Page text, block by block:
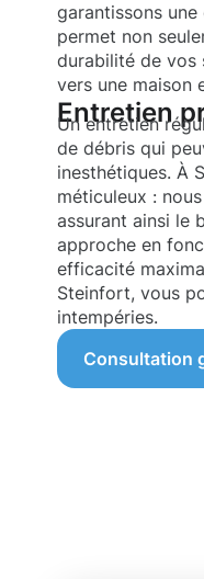
garantissons
permet non
durabilité de vos
vers une maison
Entretien
Un entretien
de débris qui
inesthétiques. À
méticuleux :
assurant ainsi le
approche en
efficacité
Steinfort, vous
intempéries.
Consultation